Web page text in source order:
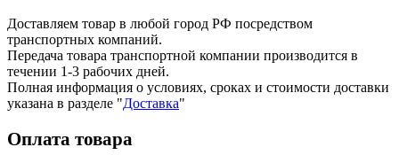
Доставляем товар в любой город РФ посредством
транспортных компаний.
Передача товара транспортной компании производится в
течении 1-3 рабочих дней.
Полная информация о условиях, сроках и стоимости доставки
указана в разделе "Доставка"
Оплата товара